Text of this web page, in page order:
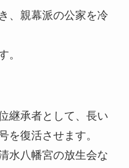
、親幕派の公家を冷
。
継承者として、長い
を復活させます。
水八幡宮の放生会な